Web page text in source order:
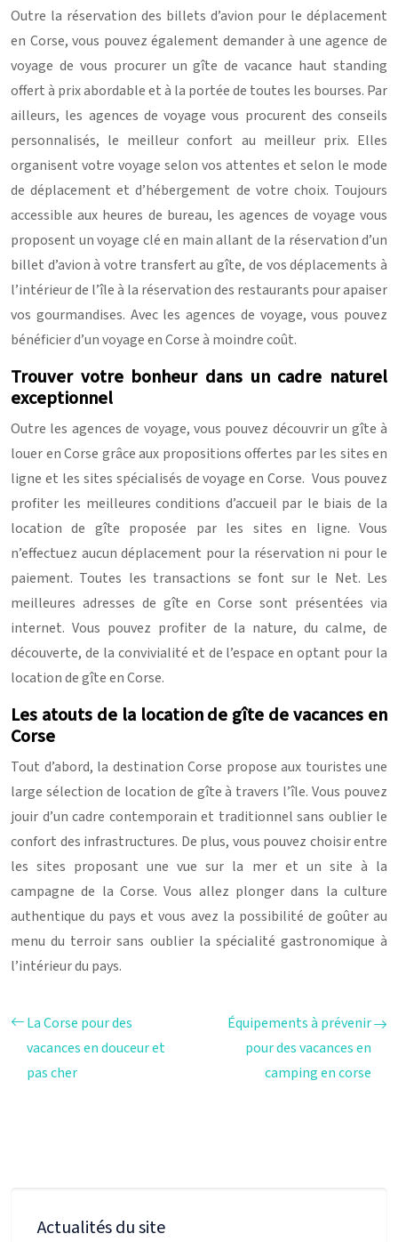
Outre la réservation des billets d’avion pour le déplacement
en Corse, vous pouvez également demander à une agence de
voyage de vous procurer un gîte de vacance haut standing
offert à prix abordable et à la portée de toutes les bourses. Par
ailleurs, les agences de voyage vous procurent des conseils
personnalisés, le meilleur confort au meilleur prix. Elles
organisent votre voyage selon vos attentes et selon le mode
de déplacement et d’hébergement de votre choix. Toujours
accessible aux heures de bureau, les agences de voyage vous
proposent un voyage clé en main allant de la réservation d’un
billet d’avion à votre transfert au gîte, de vos déplacements à
l’intérieur de l’île à la réservation des restaurants pour apaiser
vos gourmandises. Avec les agences de voyage, vous pouvez
bénéficier d’un voyage en Corse à moindre coût.
Trouver votre bonheur dans un cadre naturel
exceptionnel
Outre les agences de voyage, vous pouvez découvrir un gîte à
louer en Corse grâce aux propositions offertes par les sites en
ligne et les sites spécialisés de voyage en Corse. Vous pouvez
profiter les meilleures conditions d’accueil par le biais de la
location de gîte proposée par les sites en ligne. Vous
n’effectuez aucun déplacement pour la réservation ni pour le
paiement. Toutes les transactions se font sur le Net. Les
meilleures adresses de gîte en Corse sont présentées via
internet. Vous pouvez profiter de la nature, du calme, de
découverte, de la convivialité et de l’espace en optant pour la
location de gîte en Corse.
Les atouts de la location de gîte de vacances en
Corse
Tout d’abord, la destination Corse propose aux touristes une
large sélection de location de gîte à travers l’île. Vous pouvez
jouir d’un cadre contemporain et traditionnel sans oublier le
confort des infrastructures. De plus, vous pouvez choisir entre
les sites proposant une vue sur la mer et un site à la
campagne de la Corse. Vous allez plonger dans la culture
authentique du pays et vous avez la possibilité de goûter au
menu du terroir sans oublier la spécialité gastronomique à
l’intérieur du pays.
La Corse pour des
vacances en douceur et
pas cher
Équipements à prévenir
pour des vacances en
camping en corse
Actualités du site